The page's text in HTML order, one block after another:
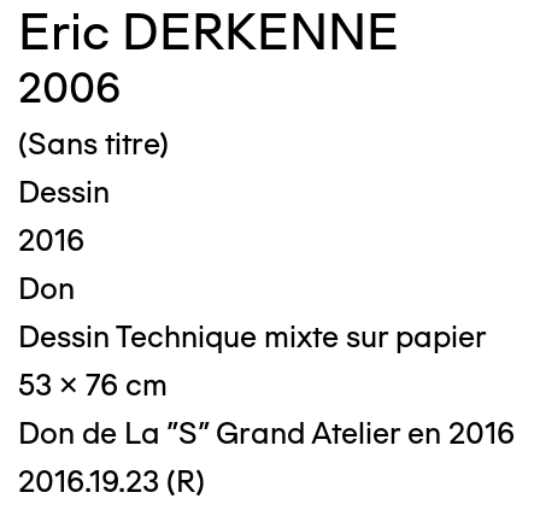
Eric DERKENNE
2006
(Sans titre)
Dessin
2016
Don
Dessin Technique mixte sur papier
53 x 76 cm
Don de La "S" Grand Atelier en 2016
2016.19.23 (R)